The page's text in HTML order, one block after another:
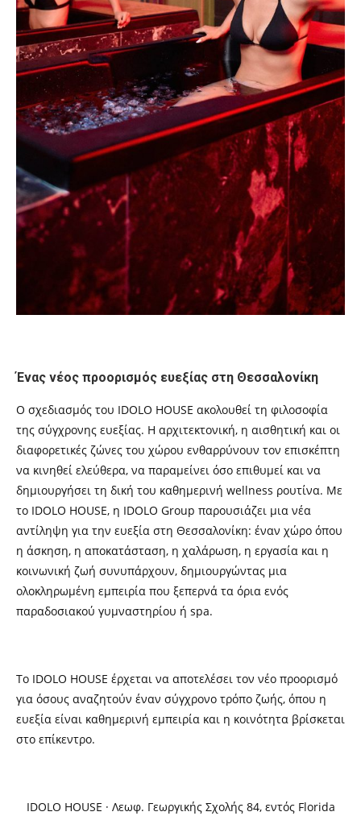
Ένας νέος προορισμός ευεξίας στη Θεσσαλονίκη
Ο σχεδιασμός του IDOLO HOUSE ακολουθεί τη φιλοσοφία
της σύγχρονης ευεξίας. Η αρχιτεκτονική, η αισθητική και οι
διαφορετικές ζώνες του χώρου ενθαρρύνουν τον επισκέπτη
να κινηθεί ελεύθερα, να παραμείνει όσο επιθυμεί και να
δημιουργήσει τη δική του καθημερινή wellness ρουτίνα. Με
το IDOLO HOUSE, η IDOLO Group παρουσιάζει μια νέα
αντίληψη για την ευεξία στη Θεσσαλονίκη: έναν χώρο όπου
η άσκηση, η αποκατάσταση, η χαλάρωση, η εργασία και η
κοινωνική ζωή συνυπάρχουν, δημιουργώντας μια
ολοκληρωμένη εμπειρία που ξεπερνά τα όρια ενός
παραδοσιακού γυμναστηρίου ή spa.
Το IDOLO HOUSE έρχεται να αποτελέσει τον νέο προορισμό
για όσους αναζητούν έναν σύγχρονο τρόπο ζωής, όπου η
ευεξία είναι καθημερινή εμπειρία και η κοινότητα βρίσκεται
στο επίκεντρο.
IDOLO HOUSE · Λεωφ. Γεωργικής Σχολής 84, εντός Florida